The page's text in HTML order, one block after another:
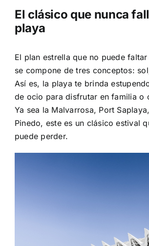
El clásico que nunca
playa
El plan estrella que no puede
se compone de tres conceptos:
Así es, la playa te brinda
de ocio para disfrutar en familia o
Ya sea la Malvarrosa, Port
Pinedo, este es un clásico estival
puede perder.